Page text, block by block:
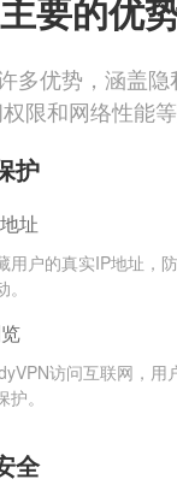
主要的优
多优势，涵盖隐
限和网络性能
护
址
用户的真实IP地址，
访问互联网，用
。
全